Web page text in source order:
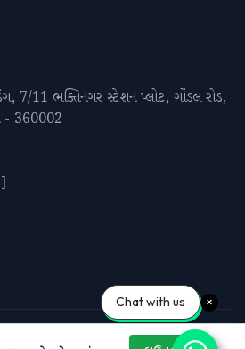
7/11 ભક્તિનગર સ્ટેશન પ્લોટ, ગોંડલ રોડ,
- 360002
પાને. બધા અધિકારો સુરક્ષિત.
Chat with us